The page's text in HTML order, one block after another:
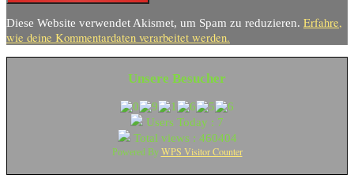
Diese Website verwendet Akismet, um Spam zu reduzieren. Erfahre,
wie deine Kommentardaten verarbeitet werden.
Unsere Besucher
Users Today : 7
Total views : 460404
Powered By WPS Visitor Counter